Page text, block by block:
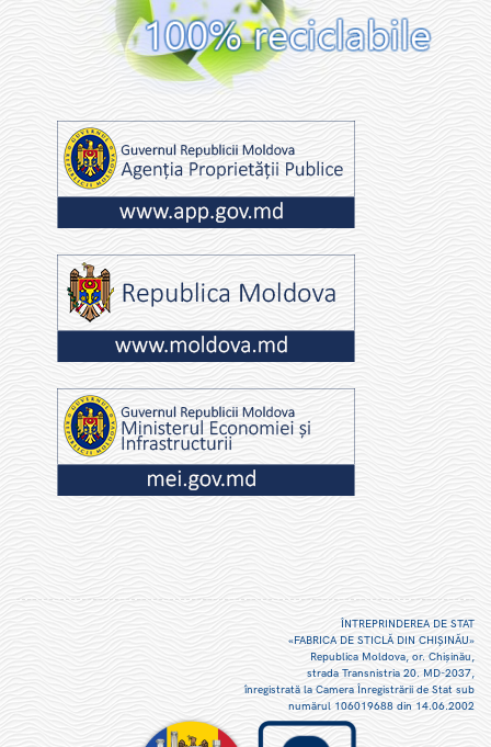
ÎNTREPRINDEREA DE STAT
«FABRICA DE STICLĂ DIN CHIŞINĂU»
Republica Moldova, or. Chişinău,
strada Transnistria 20. MD-2037,
înregistrată la Camera Înregistrării de Stat sub
numărul 106019688 din 14.06.2002